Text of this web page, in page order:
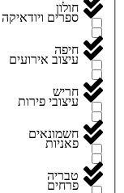
ספרים ויודאיקה
עיצוב אירועים
עיצובי פירות
פאניות
פרחים
חולון
חיפה
חריש
חשמונאים
טבריה